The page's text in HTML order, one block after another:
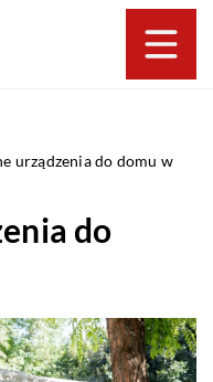
urządzenia do domu w
do